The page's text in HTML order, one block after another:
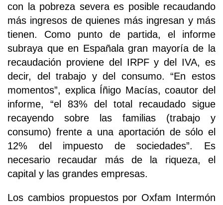
con la pobreza severa es posible recaudando
más ingresos de quienes más ingresan y más
tienen. Como punto de partida, el informe
subraya que en Españala gran mayoría de la
recaudación proviene del IRPF y del IVA, es
decir, del trabajo y del consumo. “En estos
momentos”, explica Íñigo Macías, coautor del
informe, “el 83% del total recaudado sigue
recayendo sobre las familias (trabajo y
consumo) frente a una aportación de sólo el
12% del impuesto de sociedades”. Es
necesario recaudar más de la riqueza, el
capital y las grandes empresas.
Los cambios propuestos por Oxfam Intermón